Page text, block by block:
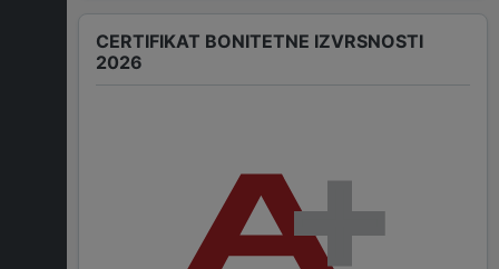
CERTIFIKAT BONITETNE IZVRSNOSTI
2026